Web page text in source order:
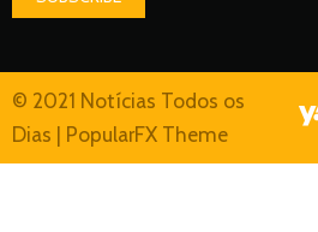
© 2021 Notícias Todos os
Dias | PopularFX Theme